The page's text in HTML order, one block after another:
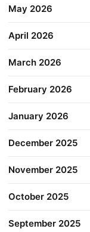
May 2026
April 2026
March 2026
February 2026
January 2026
December 2025
November 2025
October 2025
September 2025